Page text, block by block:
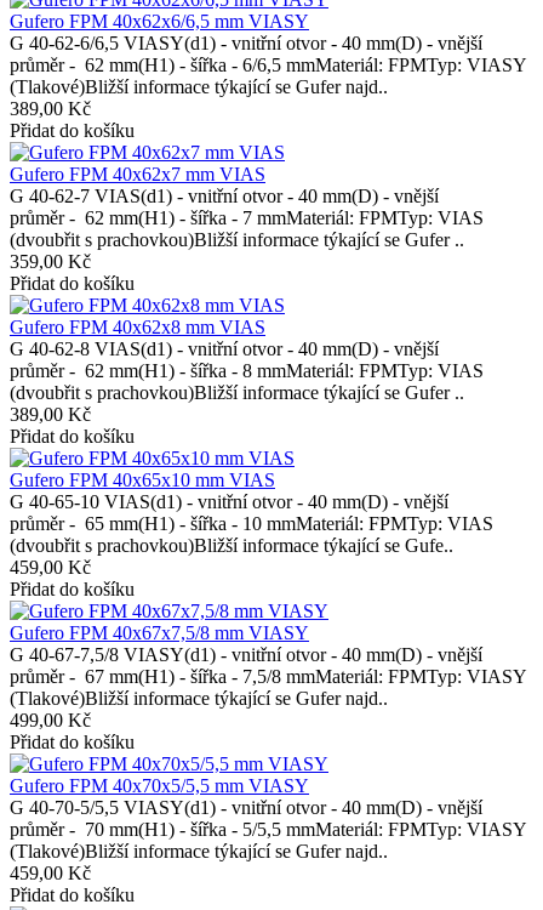
Gufero FPM 40x62x6/6,5 mm VIASY
G 40-62-6/6,5 VIASY(d1) - vnitřní otvor - 40 mm(D) - vnější
průměr - 62 mm(H1) - šířka - 6/6,5 mmMateriál: FPMTyp: VIASY
(Tlakové)Bližší informace týkající se Gufer najd..
389,00 Kč
Přidat do košíku
Gufero FPM 40x62x7 mm VIAS
G 40-62-7 VIAS(d1) - vnitřní otvor - 40 mm(D) - vnější
průměr - 62 mm(H1) - šířka - 7 mmMateriál: FPMTyp: VIAS
(dvoubřit s prachovkou)Bližší informace týkající se Gufer ..
359,00 Kč
Přidat do košíku
Gufero FPM 40x62x8 mm VIAS
G 40-62-8 VIAS(d1) - vnitřní otvor - 40 mm(D) - vnější
průměr - 62 mm(H1) - šířka - 8 mmMateriál: FPMTyp: VIAS
(dvoubřit s prachovkou)Bližší informace týkající se Gufer ..
389,00 Kč
Přidat do košíku
Gufero FPM 40x65x10 mm VIAS
G 40-65-10 VIAS(d1) - vnitřní otvor - 40 mm(D) - vnější
průměr - 65 mm(H1) - šířka - 10 mmMateriál: FPMTyp: VIAS
(dvoubřit s prachovkou)Bližší informace týkající se Gufe..
459,00 Kč
Přidat do košíku
Gufero FPM 40x67x7,5/8 mm VIASY
G 40-67-7,5/8 VIASY(d1) - vnitřní otvor - 40 mm(D) - vnější
průměr - 67 mm(H1) - šířka - 7,5/8 mmMateriál: FPMTyp: VIASY
(Tlakové)Bližší informace týkající se Gufer najd..
499,00 Kč
Přidat do košíku
Gufero FPM 40x70x5/5,5 mm VIASY
G 40-70-5/5,5 VIASY(d1) - vnitřní otvor - 40 mm(D) - vnější
průměr - 70 mm(H1) - šířka - 5/5,5 mmMateriál: FPMTyp: VIASY
(Tlakové)Bližší informace týkající se Gufer najd..
459,00 Kč
Přidat do košíku